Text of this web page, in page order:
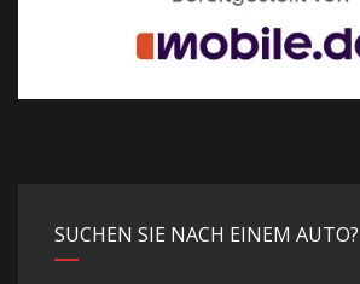
SUCHEN SIE NACH EINEM AUTO?